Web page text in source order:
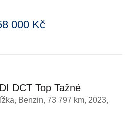
000 Kč
DCT Top Tažné
, Benzin, 73 797 km, 2023,